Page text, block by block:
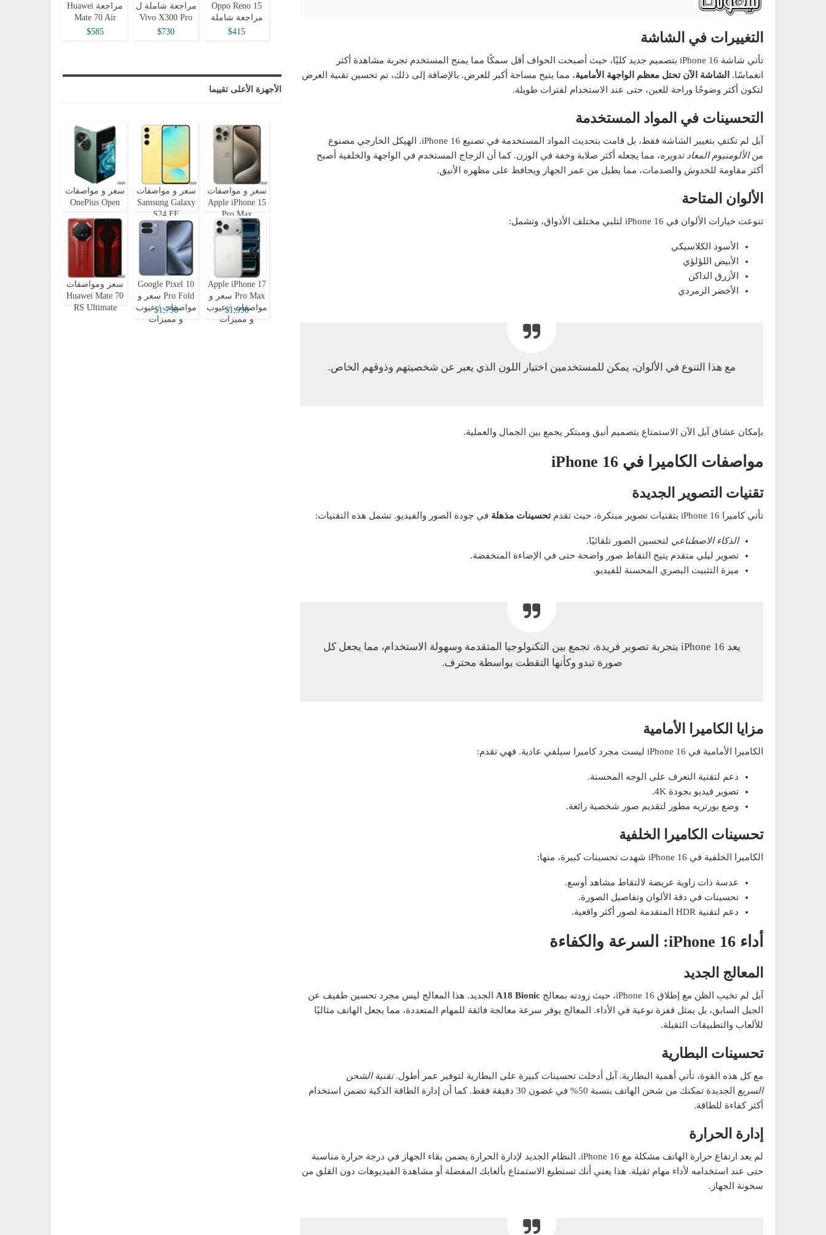
التغييرات في الشاشة
تأتي شاشة iPhone 16 بتصميم جديد كليًا، حيث أصبحت الحواف أقل سمكًا مما يمنح المستخدم تجربة مشاهدة أكثر
انغماسًا.
الشاشة الآن تحتل معظم الواجهة الأمامية، مما يتيح مساحة أكبر للعرض. بالإضافة إلى ذلك، تم تحسين تقنية العرض
لتكون أكثر وضوحًا وراحة للعين، حتى عند الاستخدام لفترات طويلة.
التحسينات في المواد المستخدمة
آبل لم تكتفِ بتغيير الشاشة فقط، بل قامت بتحديث المواد المستخدمة في تصنيع iPhone 16. الهيكل الخارجي مصنوع
منالألومنيوم المعاد تدويره، مما يجعله أكثر صلابة وخفة في الوزن. كما أن الزجاج المستخدم في الواجهة والخلفية أصبح
أكثر مقاومة للخدوش والصدمات، مما يطيل من عمر الجهاز ويحافظ على مظهره الأنيق.
الألوان المتاحة
تنوعت خيارات الألوان في iPhone 16 لتلبي مختلف الأذواق، وتشمل:
الأسود الكلاسيكي
الأبيض اللؤلؤي
الأزرق الداكن
الأخضر الزمردي
مع هذا التنوع في الألوان، يمكن للمستخدمين اختيار اللون الذي يعبر عن شخصيتهم وذوقهم الخاص.
بإمكان عشاق آبل الآن الاستمتاع بتصميم أنيق ومبتكر يجمع بين الجمال والعملية.
مواصفات الكاميرا في iPhone 16
تقنيات التصوير الجديدة
تأتي كاميرا iPhone 16 بتقنيات تصوير مبتكرة، حيث تقدم تحسينات مذهلة في جودة الصور والفيديو. تشمل هذه التقنيات:
الذكاء الاصطناعي لتحسين الصور تلقائيًا.
تصوير ليلي متقدم يتيح التقاط صور واضحة حتى في الإضاءة المنخفضة.
ميزة التثبيت البصري المحسنة للفيديو.
يعد iPhone 16 بتجربة تصوير فريدة، تجمع بين التكنولوجيا المتقدمة وسهولة الاستخدام، مما يجعل كل
صورة تبدو وكأنها التقطت بواسطة محترف.
مزايا الكاميرا الأمامية
الكاميرا الأمامية في iPhone 16 ليست مجرد كاميرا سيلفي عادية. فهي تقدم:
دعم لتقنية التعرف على الوجه المحسنة.
تصوير فيديو بجودة 4K.
وضع بورتريه مطور لتقديم صور شخصية رائعة.
تحسينات الكاميرا الخلفية
الكاميرا الخلفية في iPhone 16 شهدت تحسينات كبيرة، منها:
عدسة ذات زاوية عريضة لالتقاط مشاهد أوسع.
تحسينات في دقة الألوان وتفاصيل الصورة.
دعم لتقنية HDR المتقدمة لصور أكثر واقعية.
أداء iPhone 16: السرعة والكفاءة
المعالج الجديد
آبل لم تخيب الظن مع إطلاق iPhone 16، حيث زودته بمعالج A18 Bionic الجديد. هذا المعالج ليس مجرد تحسين طفيف عن
الجيل السابق، بل يمثل قفزة نوعية في الأداء. المعالج يوفر سرعة معالجة فائقة للمهام المتعددة، مما يجعل الهاتف مثاليًا
للألعاب والتطبيقات الثقيلة.
تحسينات البطارية
مع كل هذه القوة، تأتي أهمية البطارية. آبل أدخلت تحسينات كبيرة على البطارية لتوفير عمر أطول.تقنية الشحن
السريع
الجديدة تمكنك من شحن الهاتف بنسبة 50% في غضون 30 دقيقة فقط. كما أن إدارة الطاقة الذكية تضمن استخدام
أكثر كفاءة للطاقة.
إدارة الحرارة
لم يعد ارتفاع حرارة الهاتف مشكلة مع iPhone 16. النظام الجديد لإدارة الحرارة يضمن بقاء الجهاز في درجة حرارة مناسبة
حتى عند استخدامه لأداء مهام ثقيلة. هذا يعني أنك تستطيع الاستمتاع بألعابك المفضلة أو مشاهدة الفيديوهات دون القلق من
سخونة الجهاز.
Oppo Reno 15
مراجعة شاملة
$415
مراجعة شاملة ل
Vivo X300 Pro
$730
مراجعة Huawei
Mate 70 Air
$585
الأجهزة الأعلى تقييما
سعر و مواصفات
Apple iPhone 15
Pro Max
سعر و مواصفات
Samsung Galaxy
S24 FE
سعر و مواصفات
OnePlus Open
Apple iPhone 17
Pro Max سعر و
مواصفات / عيوب
و مميزات
$1,990
Google Pixel 10
Pro Fold سعر و
مواصفات / عيوب
و مميزات
$1,790
سعر ومواصفات
Huawei Mate 70
RS Ultimate